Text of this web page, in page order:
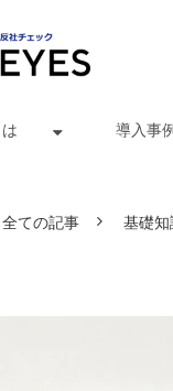
導入事例
全ての記事 基礎